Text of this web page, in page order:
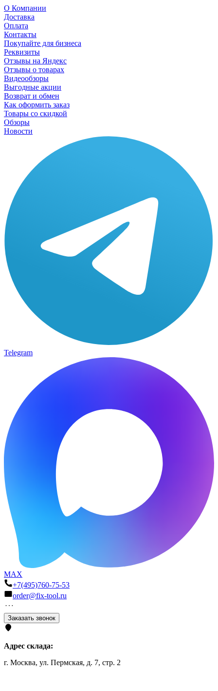
О Компании
Доставка
Оплата
Контакты
Покупайте для бизнеса
Реквизиты
Отзывы на Яндекс
Отзывы о товарах
Видеообзоры
Выгодные акции
Возврат и обмен
Как оформить заказ
Товары со скидкой
Обзоры
Новости
Telegram
MAX
+7(495)760-75-53
order@fix-tool.ru
Заказать звонок
Адрес склада:
г. Москва, ул. Пермская, д. 7, стр. 2